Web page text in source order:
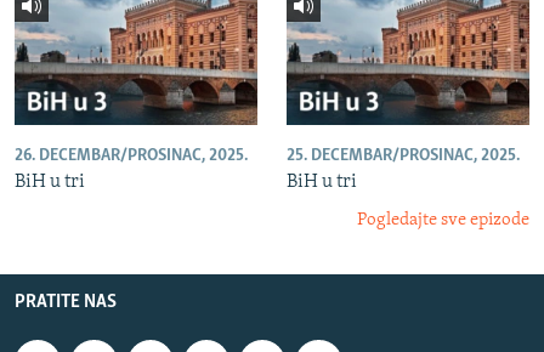
26. DECEMBAR/PROSINAC, 2025.
BiH u tri
25. DECEMBAR/PROSINAC, 2025.
BiH u tri
Pogledajte sve epizode
PRATITE NAS